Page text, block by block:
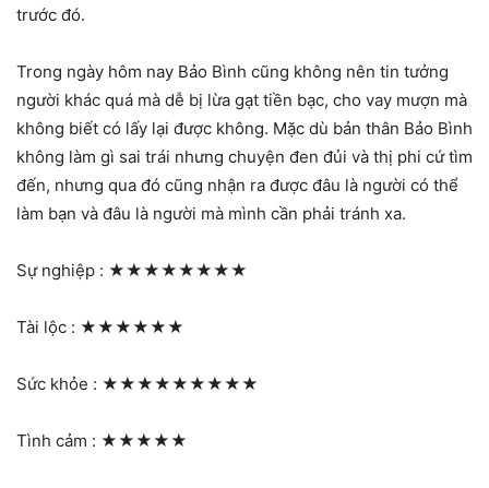
trước đó.
Trong ngày hôm nay Bảo Bình cũng không nên tin tưởng
người khác quá mà dễ bị lừa gạt tiền bạc, cho vay mượn mà
không biết có lấy lại được không. Mặc dù bản thân Bảo Bình
không làm gì sai trái nhưng chuyện đen đủi và thị phi cứ tìm
đến, nhưng qua đó cũng nhận ra được đâu là người có thể
làm bạn và đâu là người mà mình cần phải tránh xa.
Sự nghiệp : ★★★★★★★★
Tài lộc : ★★★★★★
Sức khỏe : ★★★★★★★★★
Tình cảm : ★★★★★